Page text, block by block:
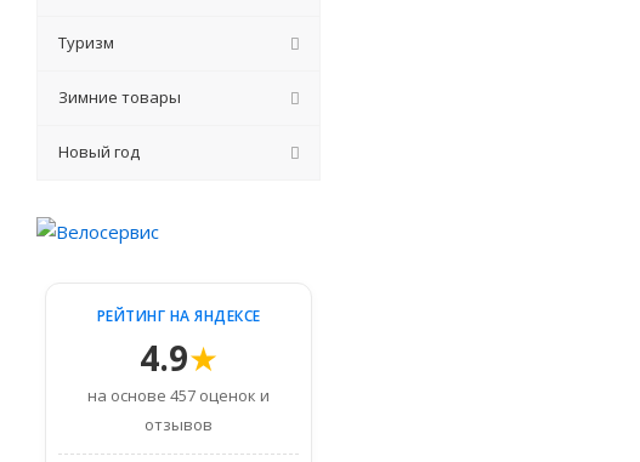
Туризм
Зимние товары
Новый год
РЕЙТИНГ НА ЯНДЕКСЕ
4.9★
на основе 457 оценок и
отзывов